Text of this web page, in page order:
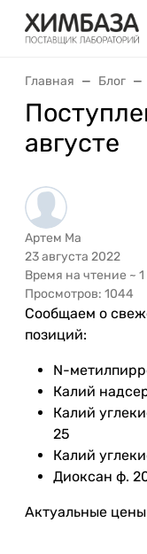
Главная Блог
августе
Артем Ма
23 августа 2022
Время на чтение ~
Просмотров: 1044
Сообщаем о
позиций:
N-
Калий
Калий
25
Калий
Диоксан ф.
Актуальные